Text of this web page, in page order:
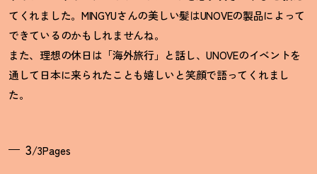
てくれました。MINGYUさんの美しい髪はUNOVEの製品によって
できているのかもしれませんね。
また、理想の休日は「海外旅行」と話し、UNOVEのイベントを
通して日本に来られたことも嬉しいと笑顔で語ってくれまし
た。
3/3Pages